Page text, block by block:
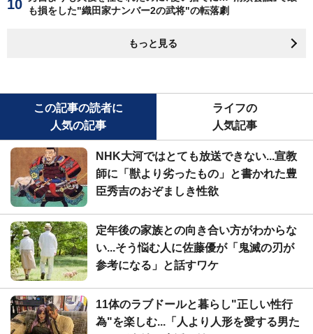
も損をした"織田家ナンバー2の武将"の転落劇
もっと見る
この記事の読者に
人気の記事
ライフの
人気記事
NHK大河ではとても放送できない...宣教
師に「獣より劣ったもの」と書かれた豊
臣秀吉のおぞましき性欲
定年後の家族との向き合い方がわからな
い...そう悩む人に佐藤優が「鬼滅の刃が
参考になる」と話すワケ
11体のラブドールと暮らし"正しい性行
為"を楽しむ...「人より人形を愛する男た